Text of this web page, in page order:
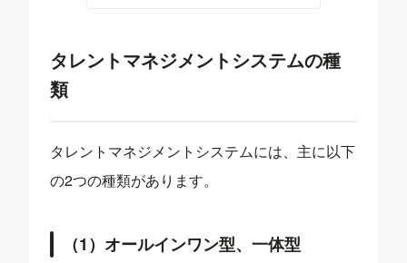
タレントマネジメントシステムの種
類
タレントマネジメントシステムには、主に以下
の2つの種類があります。
（1）オールインワン型、一体型